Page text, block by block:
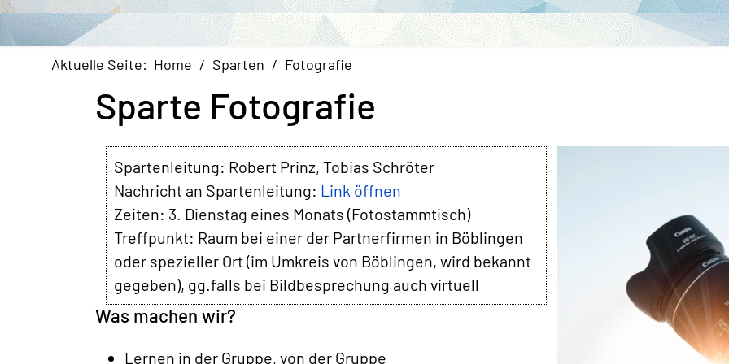
Aktuelle Seite: Home Sparten Fotografie
Sparte Fotografie
Spartenleitung: Robert Prinz, Tobias Schröter
Nachricht an Spartenleitung: Link öffnen
Zeiten: 3. Dienstag eines Monats (Fotostammtisch)
Treffpunkt: Raum bei einer der Partnerfirmen in Böblingen
oder spezieller Ort (im Umkreis von Böblingen, wird bekannt
gegeben), gg.falls bei Bildbesprechung auch virtuell
Was machen wir?
Lernen in der Gruppe, von der Gruppe